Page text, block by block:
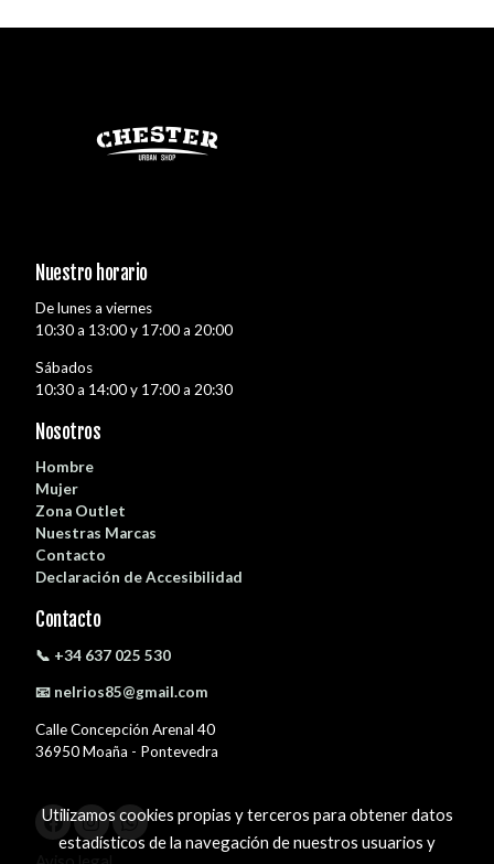
Nuestro horario
De lunes a viernes
10:30 a 13:00 y 17:00 a 20:00
Sábados
10:30 a 14:00 y 17:00 a 20:30
Nosotros
Hombre
Mujer
Zona Outlet
Nuestras Marcas
Contacto
Declaración de Accesibilidad
Contacto
📞 +34 637 025 530
📧 nelrios85@gmail.com
Calle Concepción Arenal 40
36950 Moaña - Pontevedra
Utilizamos cookies propias y terceros para obtener datos
estadísticos de la navegación de nuestros usuarios y